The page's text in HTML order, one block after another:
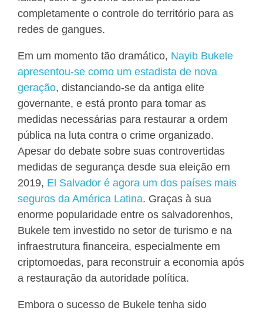
completamente o controle do território para as
redes de gangues.
Em um momento tão dramático, Nayib Bukele
apresentou-se como um estadista de nova
geração, distanciando-se da antiga elite
governante, e está pronto para tomar as
medidas necessárias para restaurar a ordem
pública na luta contra o crime organizado.
Apesar do debate sobre suas controvertidas
medidas de segurança desde sua eleição em
2019, El Salvador é agora um dos países mais
seguros da América Latina. Graças à sua
enorme popularidade entre os salvadorenhos,
Bukele tem investido no setor de turismo e na
infraestrutura financeira, especialmente em
criptomoedas, para reconstruir a economia após
a restauração da autoridade política.
Embora o sucesso de Bukele tenha sido